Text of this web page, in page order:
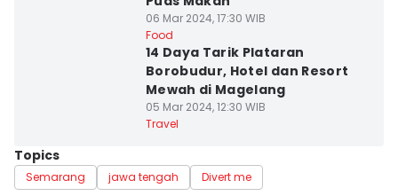
06 Mar 2024, 17:30 WIB
Food
14 Daya Tarik Plataran
Borobudur, Hotel dan Resort
Mewah di Magelang
05 Mar 2024, 12:30 WIB
Travel
Topics
Semarang jawa tengah Divert me